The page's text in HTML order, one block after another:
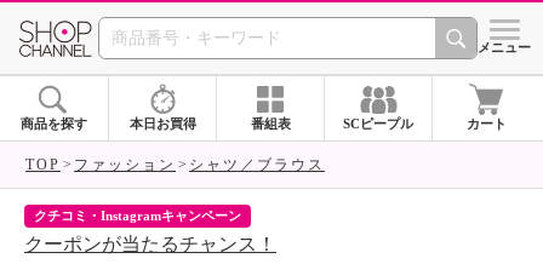
SHOP CHANNEL シメニュー
商品を探す 本日お買得 番組表 SCピープル カート
TOP ファッション シャツ／ブラウス
クチコミ・Instagramキャンペーン
クーポンが当たるチャンス！